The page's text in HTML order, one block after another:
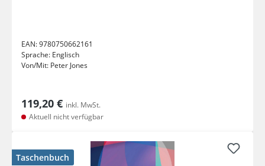
EAN:9780750662161
Sprache: Englisch
Von/Mit: Peter Jones
119,20 € inkl. MwSt.
Aktuell nicht verfügbar
Taschenbuch